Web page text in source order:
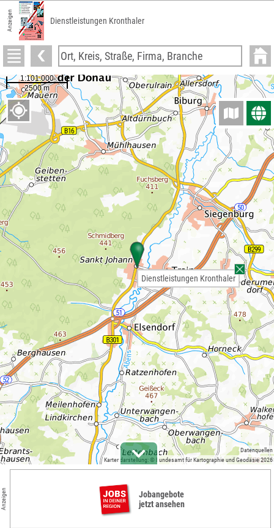
Anzeigen Dienstleistungen Kronthaler
Kartendarstellung: © Bundesamt für Kartographie und Geodäsie 2026
Datenquellen
Dienstleistungen Kronthaler
Anzeigen
Jobangebote
jetzt ansehen